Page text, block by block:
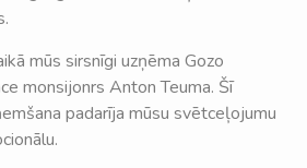
mūs sirsnīgi uzņēma Gozo
monsijonrs Anton Teuma. Šī
padarīja mūsu svētceļojumu